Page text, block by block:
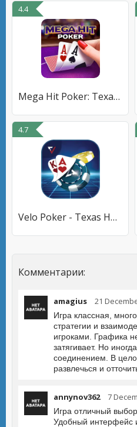
4.4
Mega Hit Poker: Texas Holdem
4.7
Velo Poker - Texas Holdem Game
Комментарии:
amagius 21
Игра классная,
стратегии и
игроками. Графика
затягивает. Но
соединением. В
развлечься и
annynov362 7
Игра отличный
Удобный интерфейс